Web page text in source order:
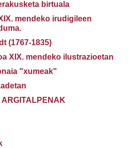
birtuala
mendeko irudigileen
(1767-1835)
XIX. mendeko ilustrazioetan
"xumeak"
ARGITALPENAK